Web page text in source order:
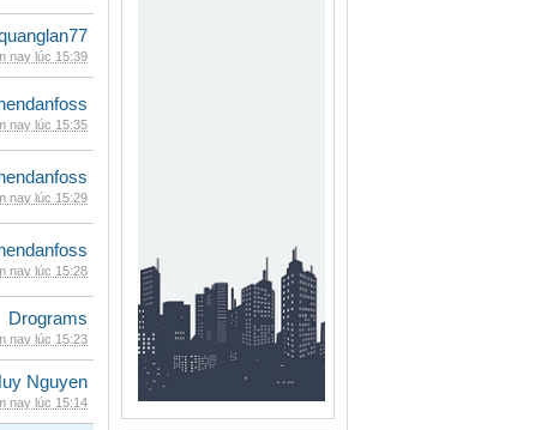
nay lúc 15:39
nay lúc 15:35
nay lúc 15:29
nay lúc 15:28
Drograms
nay lúc 15:23
Nguyen
nay lúc 15:14